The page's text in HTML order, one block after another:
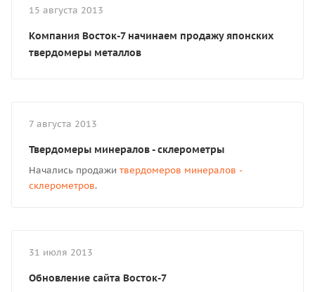
15 августа 2013
Компания Восток-7 начинаем продажу японских
твердомеры металлов
7 августа 2013
Твердомеры минералов - склерометры
Начались продажи твердомеров минералов -
склерометров.
31 июля 2013
Обновление сайта Восток-7